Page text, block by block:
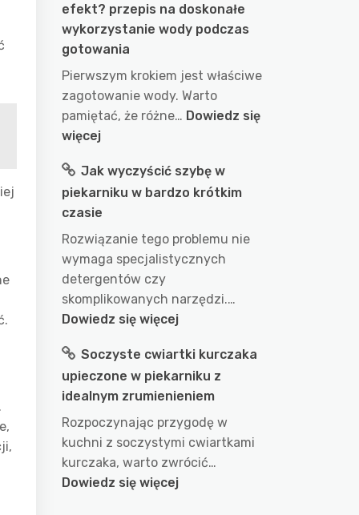
.
o
laseroterapii
skóry
–
obalamy
popularne
przekonania
efekt? przepis na doskonałe
wykorzystanie wody podczas
gotowania
Pierwszym krokiem jest właściwe
zagotowanie wody. Warto
pamiętać, że różne… Dowiedz się
więcej:
długo
gotować
wodę
w
garnku
aby
uzyskać
idealny
przepis
na
doskonałe
wykorzystanie
wody
podczas
gotowania
Jak wyczyścić szybę w
piekarniku w bardzo krótkim
czasie
Rozwiązanie tego problemu nie
wymaga specjalistycznych
detergentów czy
skomplikowanych narzędzi.…
Dowiedz się więcej:
wyczyścić
szybę
w
piekarniku
w
bardzo
krótkim
Soczyste cwiartki kurczaka
upieczone w piekarniku z
idealnym zrumienieniem
Rozpoczynając przygodę w
kuchni z soczystymi cwiartkami
kurczaka, warto zwrócić…
Dowiedz się więcej: